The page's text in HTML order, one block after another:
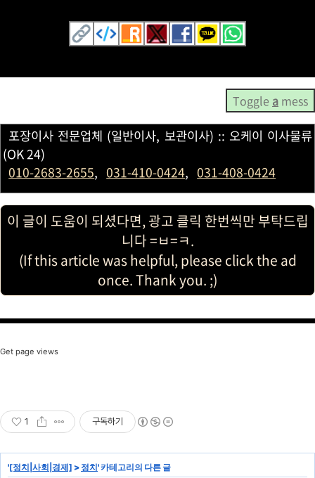
Toggle a mess
포장이사 전문업체 (일반이사, 보관이사) :: 오케이 이사물류
(OK 24)
010-2683-2655, 031-410-0424, 031-408-0424
이 글이 도움이 되셨다면, 광고 클릭 한번씩만 부탁드립
니다 =ㅂ=ㅋ.
(If this article was helpful, please click the ad
once. Thank you. ;)
Get page views
1 구독하기
'[정치|사회|경제] > 정치' 카테고리의 다른 글